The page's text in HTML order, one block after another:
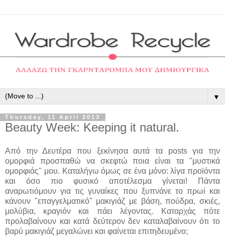
▼
Thursday, 11 April 2013
Beauty Week: Keeping it natural.
Από την Δευτέρα που ξεκίνησα αυτά τα posts για την
ομορφιά προσπαθώ να σκεφτώ ποια είναι τα "μυστικά
ομορφιάς" μου. Καταλήγω όμως σε ένα μόνο: λίγα προϊόντα
και όσο πιο φυσικό αποτέλεσμα γίνεται! Πάντα
αναρωτιόμουν για τις γυναίκες που ξυπνάνε το πρωί και
κάνουν "επαγγελματικό" μακιγιάζ με βάση, πούδρα, σκιές,
μολύβια, κραγιόν και πάει λέγοντας. Καταρχάς πότε
προλαβαίνουν και κατά δεύτερον δεν καταλαβαίνουν ότι το
βαρύ μακιγιάζ μεγαλώνει και φαίνεται επιτηδευμένο;